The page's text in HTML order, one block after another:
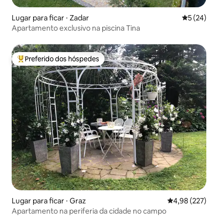
Lugar para ficar ⋅ Zadar 5 de uma
5 (24)
Apartamento exclusivo na piscina Tina
Entre os melhores preferidos dos hóspedes
Preferido dos hóspedes
Lugar para ficar ⋅ Graz 4,98 de uma
4,98 (227)
Apartamento na periferia da cidade no campo